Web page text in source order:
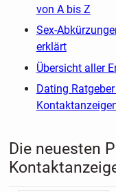
von A bis Z
Sex-
erklärt
Übersicht aller
Dating
Die neuesten